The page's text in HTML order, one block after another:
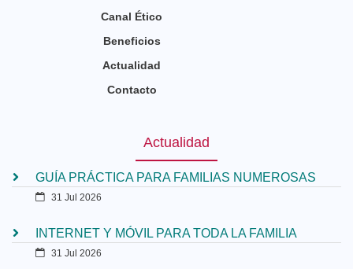
Canal Ético
Beneficios
Actualidad
Contacto
Actualidad
GUÍA PRÁCTICA PARA FAMILIAS NUMEROSAS
31 Jul 2026
INTERNET Y MÓVIL PARA TODA LA FAMILIA
31 Jul 2026